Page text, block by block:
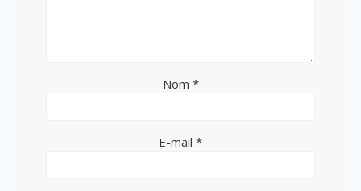
Nom *
E-mail *